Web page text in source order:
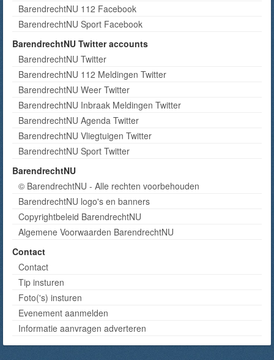
BarendrechtNU 112 Facebook
BarendrechtNU Sport Facebook
BarendrechtNU Twitter accounts
BarendrechtNU Twitter
BarendrechtNU 112 Meldingen Twitter
BarendrechtNU Weer Twitter
BarendrechtNU Inbraak Meldingen Twitter
BarendrechtNU Agenda Twitter
BarendrechtNU Vliegtuigen Twitter
BarendrechtNU Sport Twitter
BarendrechtNU
© BarendrechtNU - Alle rechten voorbehouden
BarendrechtNU logo's en banners
Copyrightbeleid BarendrechtNU
Algemene Voorwaarden BarendrechtNU
Contact
Contact
Tip insturen
Foto('s) insturen
Evenement aanmelden
Informatie aanvragen adverteren